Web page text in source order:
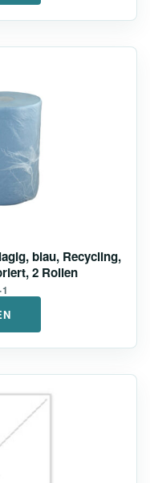
blau, Recycling,
2 Rollen